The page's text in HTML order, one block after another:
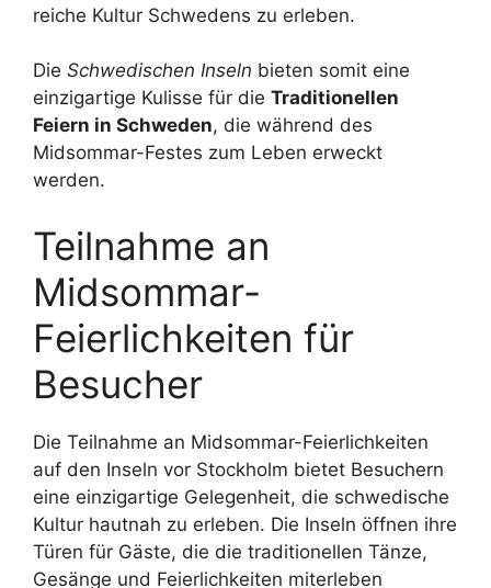
reiche Kultur Schwedens zu erleben.
Die Schwedischen Inseln bieten somit eine
einzigartige Kulisse für die Traditionellen
Feiern in Schweden, die während des
Midsommar-Festes zum Leben erweckt
werden.
Teilnahme an
Midsommar-
Feierlichkeiten für
Besucher
Die Teilnahme an Midsommar-Feierlichkeiten
auf den Inseln vor Stockholm bietet Besuchern
eine einzigartige Gelegenheit, die schwedische
Kultur hautnah zu erleben. Die Inseln öffnen ihre
Türen für Gäste, die die traditionellen Tänze,
Gesänge und Feierlichkeiten miterleben